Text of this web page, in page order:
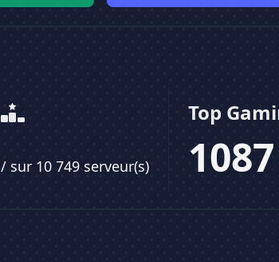
/ sur 10 749 serveur(s)
Top
1087